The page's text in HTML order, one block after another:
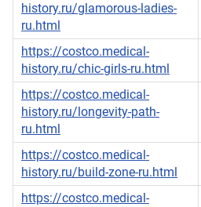
history.ru/glamorous-ladies-
ru.html
https://costco.medical-
history.ru/chic-girls-ru.html
https://costco.medical-
history.ru/longevity-path-
ru.html
https://costco.medical-
history.ru/build-zone-ru.html
https://costco.medical-